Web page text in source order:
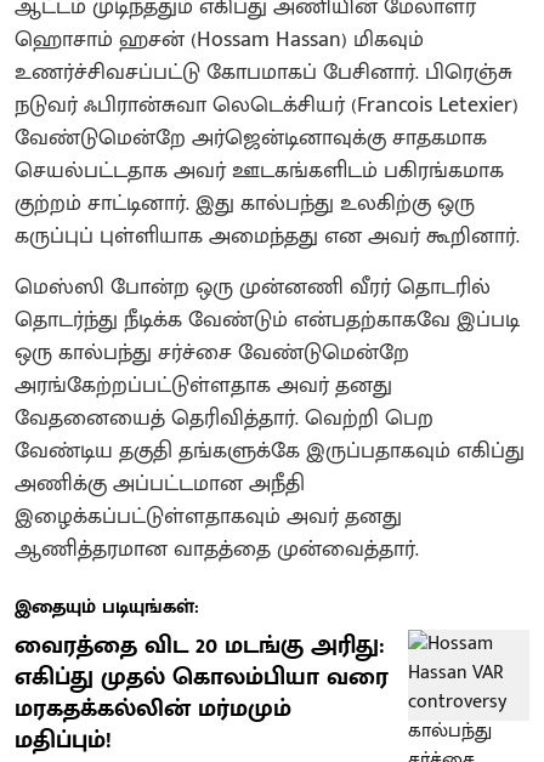
ஹொசாம் ஹசன் (Hossam Hassan) மிகவும்
உணர்ச்சிவசப்பட்டு கோபமாகப் பேசினார். பிரெஞ்சு
நடுவர் ஃபிரான்சுவா லெடெக்சியர் (Francois Letexier)
வேண்டுமென்றே அர்ஜென்டினாவுக்கு சாதகமாக
செயல்பட்டதாக அவர் ஊடகங்களிடம் பகிரங்கமாக
குற்றம் சாட்டினார். இது கால்பந்து உலகிற்கு ஒரு
கருப்புப் புள்ளியாக அமைந்தது என அவர் கூறினார்.
மெஸ்ஸி போன்ற ஒரு முன்னணி வீரர் தொடரில்
தொடர்ந்து நீடிக்க வேண்டும் என்பதற்காகவே இப்படி
ஒரு கால்பந்து சர்ச்சை வேண்டுமென்றே
அரங்கேற்றப்பட்டுள்ளதாக அவர் தனது
வேதனையைத் தெரிவித்தார். வெற்றி பெற
வேண்டிய தகுதி தங்களுக்கே இருப்பதாகவும் எகிப்து
அணிக்கு அப்பட்டமான அநீதி
இழைக்கப்பட்டுள்ளதாகவும் அவர் தனது
ஆணித்தரமான வாதத்தை முன்வைத்தார்.
இதையும் படியுங்கள்:
வைரத்தை விட 20 மடங்கு அரிது:
எகிப்து முதல் கொலம்பியா வரை
மரகதக்கல்லின் மர்மமும்
மதிப்பும்!